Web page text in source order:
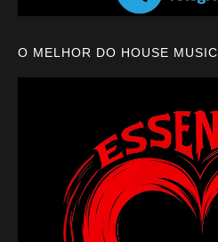
O MELHOR DO HOUSE MUSIC